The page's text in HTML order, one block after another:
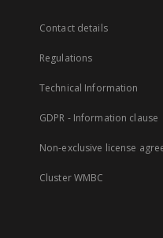
Contact details
Regulations
Technical Information
GDPR - Information clause
Non-exclusive license
Cluster WMBC